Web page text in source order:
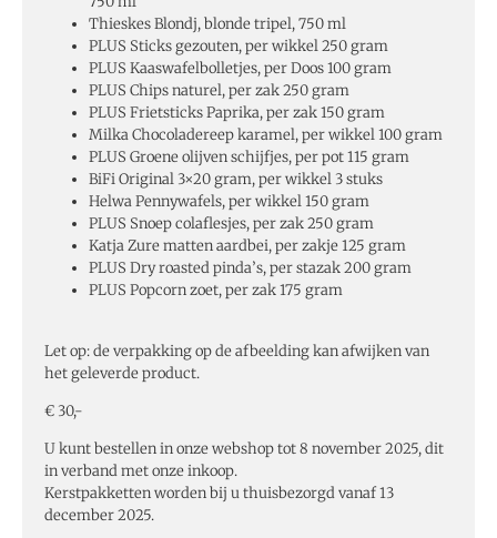
Thieskes Blondj, blonde tripel, 750 ml
PLUS Sticks gezouten, per wikkel 250 gram
PLUS Kaaswafelbolletjes, per Doos 100 gram
PLUS Chips naturel, per zak 250 gram
PLUS Frietsticks Paprika, per zak 150 gram
Milka Chocoladereep karamel, per wikkel 100 gram
PLUS Groene olijven schijfjes, per pot 115 gram
BiFi Original 3×20 gram, per wikkel 3 stuks
Helwa Pennywafels, per wikkel 150 gram
PLUS Snoep colaflesjes, per zak 250 gram
Katja Zure matten aardbei, per zakje 125 gram
PLUS Dry roasted pinda’s, per stazak 200 gram
PLUS Popcorn zoet, per zak 175 gram
Let op: de verpakking op de afbeelding kan afwijken van
het geleverde product.
€ 30,-
U kunt bestellen in onze webshop tot 8 november 2025, dit
in verband met onze inkoop.
Kerstpakketten worden bij u thuisbezorgd vanaf 13
december 2025.